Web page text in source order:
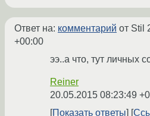
Ответ на: комментарий от Stil
+00:00
ээ..а что, тут личных
Reiner
20.05.2015 08:23:49
Показать ответы